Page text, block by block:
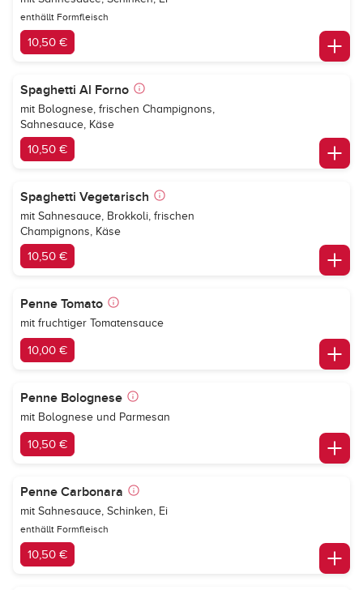
enthällt Formfleisch
10,50 €
Spaghetti Al Forno
mit Bolognese, frischen Champignons,
Sahnesauce, Käse
10,50 €
Spaghetti Vegetarisch
mit Sahnesauce, Brokkoli, frischen
Champignons, Käse
10,50 €
Penne Tomato
mit fruchtiger Tomatensauce
10,00 €
Penne Bolognese
mit Bolognese und Parmesan
10,50 €
Penne Carbonara
mit Sahnesauce, Schinken, Ei
enthällt Formfleisch
10,50 €